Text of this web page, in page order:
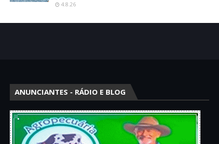
4.8.26
ANUNCIANTES - RÁDIO E BLOG